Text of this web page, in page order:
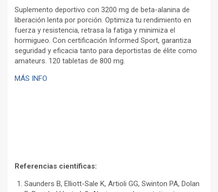
Suplemento deportivo con 3200 mg de beta-alanina de
liberación lenta por porción. Optimiza tu rendimiento en
fuerza y resistencia, retrasa la fatiga y minimiza el
hormigueo. Con certificación Informed Sport, garantiza
seguridad y eficacia tanto para deportistas de élite como
amateurs. 120 tabletas de 800 mg.
MÁS INFO
Referencias científicas:
Saunders B, Elliott-Sale K, Artioli GG, Swinton PA, Dolan